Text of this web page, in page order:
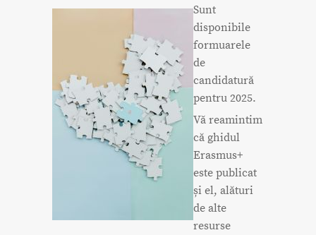
Sunt
disponibile
formuarele
de
candidatură
pentru 2025.
Vă reamintim
că ghidul
Erasmus+
este publicat
și el, alături
de alte
resurse